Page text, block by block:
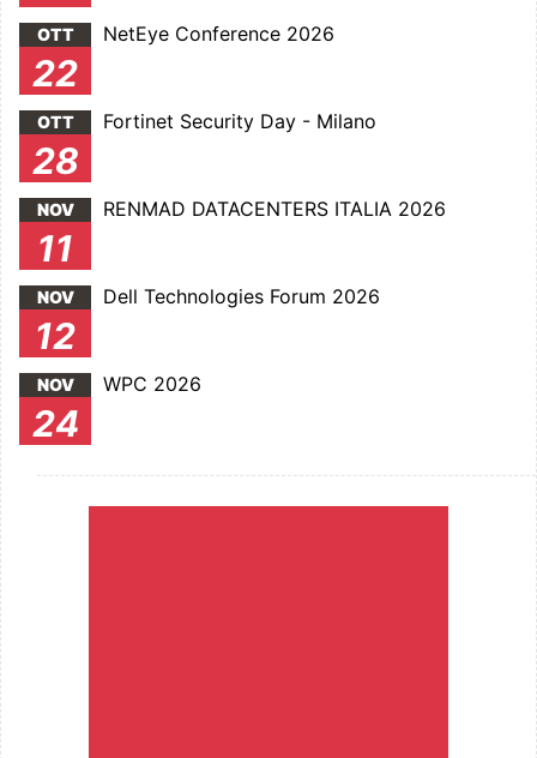
OTT
22
NetEye Conference 2026
OTT
28
Fortinet Security Day - Milano
NOV
11
RENMAD DATACENTERS ITALIA 2026
NOV
12
Dell Technologies Forum 2026
NOV
24
WPC 2026